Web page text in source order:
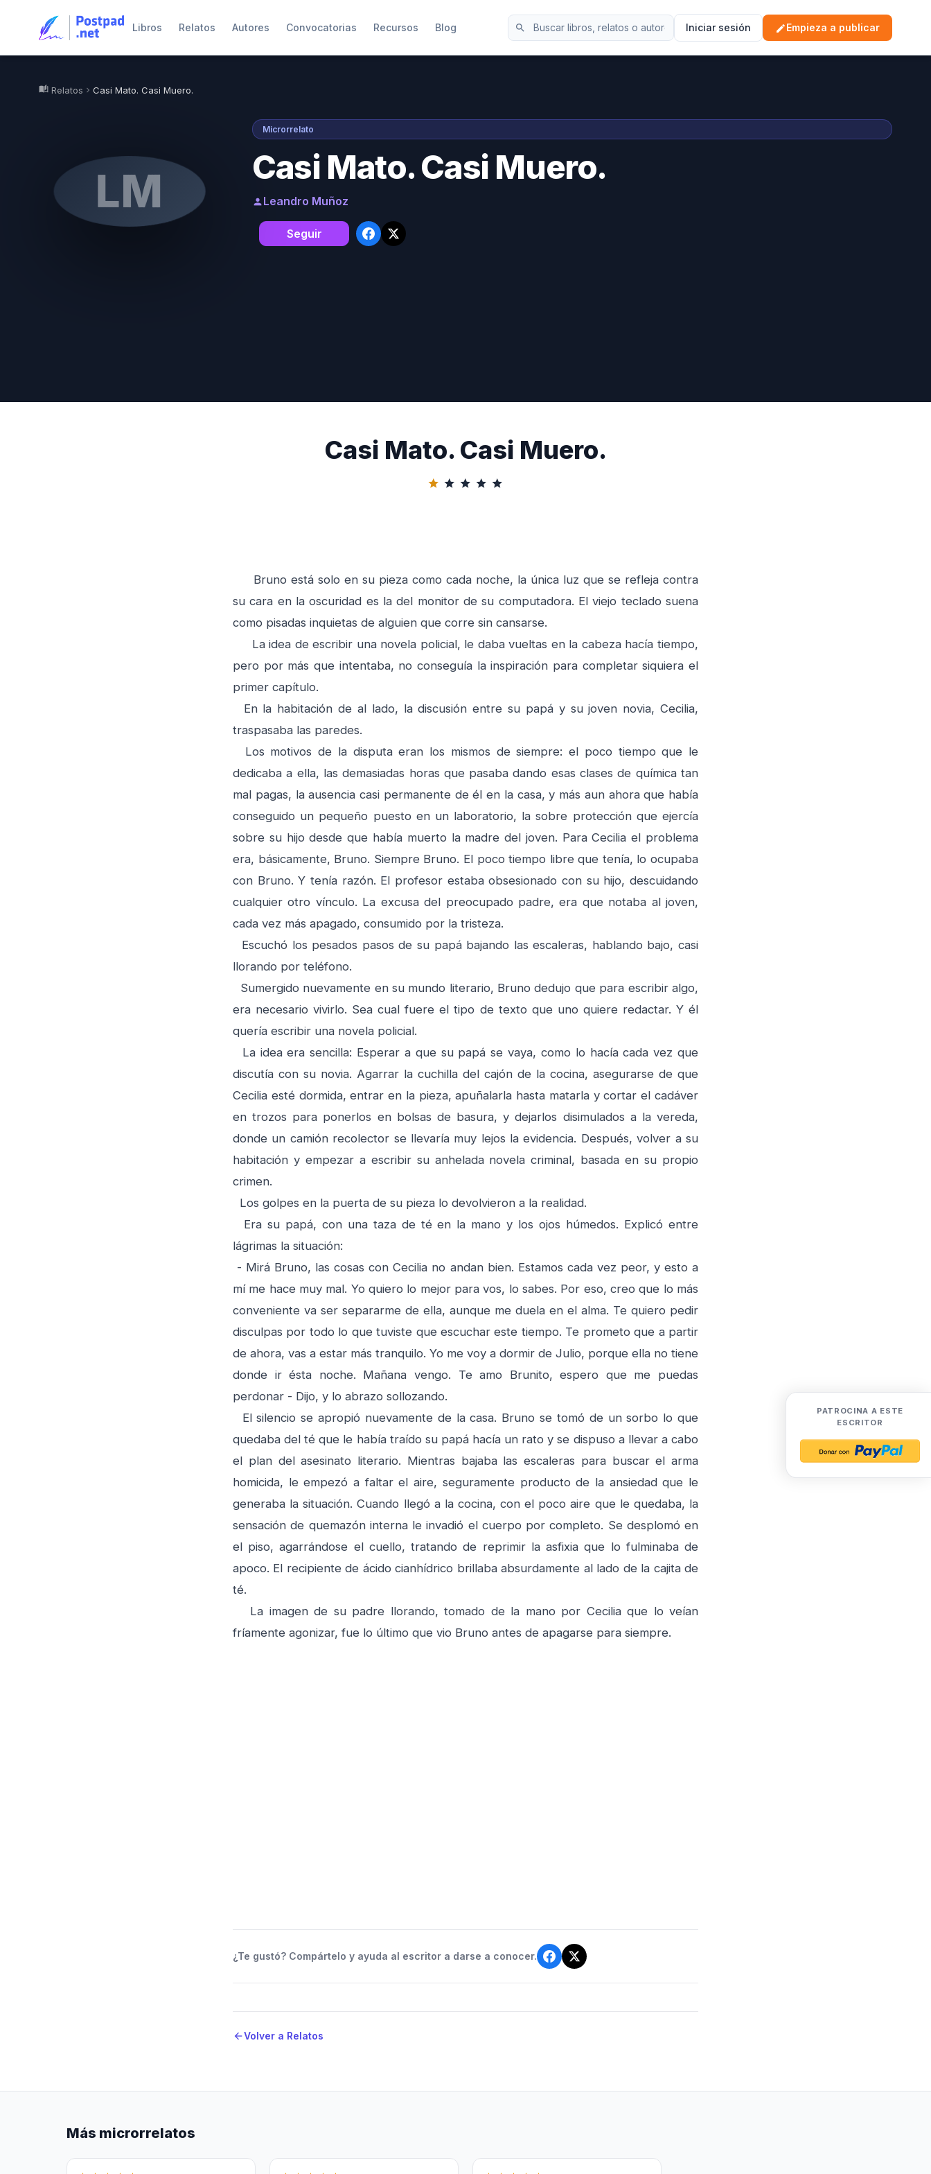
Libros Relatos Autores Convocatorias Recursos Blog search Iniciar sesión editEmpieza a publicar
auto_stories Relatos chevron_right Casi Mato. Casi Muero.
LM
Microrrelato
Casi Mato. Casi Muero.
personLeandro Muñoz
Seguir
Casi Mato. Casi Muero.
star star star star star
Bruno está solo en su pieza como cada noche, la única luz que se refleja contra
su cara en la oscuridad es la del monitor de su computadora. El viejo teclado suena
como pisadas inquietas de alguien que corre sin cansarse.
La idea de escribir una novela policial, le daba vueltas en la cabeza hacía tiempo,
pero por más que intentaba, no conseguía la inspiración para completar siquiera el
primer capítulo.
En la habitación de al lado, la discusión entre su papá y su joven novia, Cecilia,
traspasaba las paredes.
Los motivos de la disputa eran los mismos de siempre: el poco tiempo que le
dedicaba a ella, las demasiadas horas que pasaba dando esas clases de química tan
mal pagas, la ausencia casi permanente de él en la casa, y más aun ahora que había
conseguido un pequeño puesto en un laboratorio, la sobre protección que ejercía
sobre su hijo desde que había muerto la madre del joven. Para Cecilia el problema
era, básicamente, Bruno. Siempre Bruno. El poco tiempo libre que tenía, lo ocupaba
con Bruno. Y tenía razón. El profesor estaba obsesionado con su hijo, descuidando
cualquier otro vínculo. La excusa del preocupado padre, era que notaba al joven,
cada vez más apagado, consumido por la tristeza.
Escuchó los pesados pasos de su papá bajando las escaleras, hablando bajo, casi
llorando por teléfono.
Sumergido nuevamente en su mundo literario, Bruno dedujo que para escribir algo,
era necesario vivirlo. Sea cual fuere el tipo de texto que uno quiere redactar. Y él
quería escribir una novela policial.
La idea era sencilla: Esperar a que su papá se vaya, como lo hacía cada vez que
discutía con su novia. Agarrar la cuchilla del cajón de la cocina, asegurarse de que
Cecilia esté dormida, entrar en la pieza, apuñalarla hasta matarla y cortar el cadáver
en trozos para ponerlos en bolsas de basura, y dejarlos disimulados a la vereda,
donde un camión recolector se llevaría muy lejos la evidencia. Después, volver a su
habitación y empezar a escribir su anhelada novela criminal, basada en su propio
crimen.
Los golpes en la puerta de su pieza lo devolvieron a la realidad.
Era su papá, con una taza de té en la mano y los ojos húmedos. Explicó entre
lágrimas la situación:
- Mirá Bruno, las cosas con Cecilia no andan bien. Estamos cada vez peor, y esto a
mí me hace muy mal. Yo quiero lo mejor para vos, lo sabes. Por eso, creo que lo más
conveniente va ser separarme de ella, aunque me duela en el alma. Te quiero pedir
disculpas por todo lo que tuviste que escuchar este tiempo. Te prometo que a partir
de ahora, vas a estar más tranquilo. Yo me voy a dormir de Julio, porque ella no tiene
donde ir ésta noche. Mañana vengo. Te amo Brunito, espero que me puedas
perdonar - Dijo, y lo abrazo sollozando.
El silencio se apropió nuevamente de la casa. Bruno se tomó de un sorbo lo que
quedaba del té que le había traído su papá hacía un rato y se dispuso a llevar a cabo
el plan del asesinato literario. Mientras bajaba las escaleras para buscar el arma
homicida, le empezó a faltar el aire, seguramente producto de la ansiedad que le
generaba la situación. Cuando llegó a la cocina, con el poco aire que le quedaba, la
sensación de quemazón interna le invadió el cuerpo por completo. Se desplomó en
el piso, agarrándose el cuello, tratando de reprimir la asfixia que lo fulminaba de
apoco. El recipiente de ácido cianhídrico brillaba absurdamente al lado de la cajita de
té.
La imagen de su padre llorando, tomado de la mano por Cecilia que lo veían
fríamente agonizar, fue lo último que vio Bruno antes de apagarse para siempre.
¿Te gustó? Compártelo y ayuda al escritor a darse a conocer.
arrow_backVolver a Relatos
Más microrrelatos
PATROCINA A ESTE
ESCRITOR